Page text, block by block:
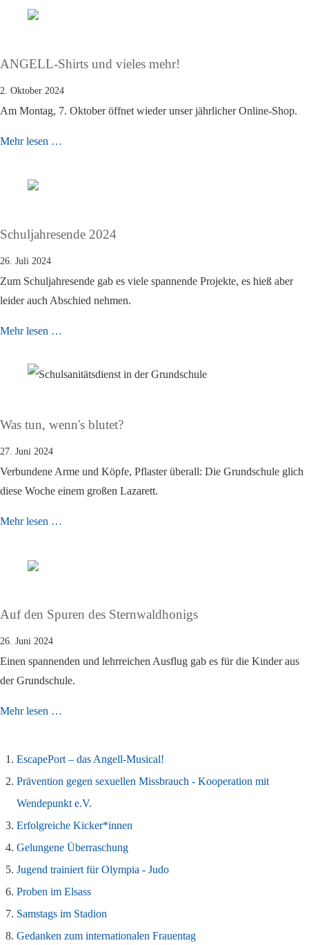
ANGELL-Shirts und vieles mehr!
2. Oktober 2024
Am Montag, 7. Oktober öffnet wieder unser jährlicher Online-Shop.
Mehr lesen …
Schuljahresende 2024
26. Juli 2024
Zum Schuljahresende gab es viele spannende Projekte, es hieß aber
leider auch Abschied nehmen.
Mehr lesen …
Was tun, wenn's blutet?
27. Juni 2024
Verbundene Arme und Köpfe, Pflaster überall: Die Grundschule glich
diese Woche einem großen Lazarett.
Mehr lesen …
Auf den Spuren des Sternwaldhonigs
26. Juni 2024
Einen spannenden und lehrreichen Ausflug gab es für die Kinder aus
der Grundschule.
Mehr lesen …
EscapePort – das Angell-Musical!
Prävention gegen sexuellen Missbrauch - Kooperation mit
Wendepunkt e.V.
Erfolgreiche Kicker*innen
Gelungene Überraschung
Jugend trainiert für Olympia - Judo
Proben im Elsass
Samstags im Stadion
Gedanken zum internationalen Frauentag